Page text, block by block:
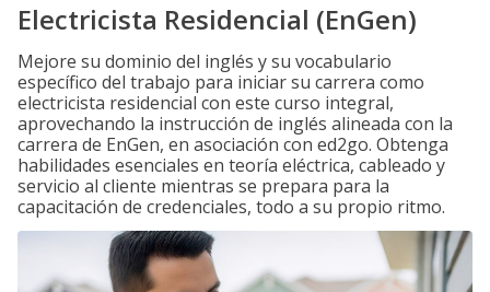
Electricista Residencial (EnGen)
Mejore su dominio del inglés y su vocabulario
específico del trabajo para iniciar su carrera como
electricista residencial con este curso integral,
aprovechando la instrucción de inglés alineada con la
carrera de EnGen, en asociación con ed2go. Obtenga
habilidades esenciales en teoría eléctrica, cableado y
servicio al cliente mientras se prepara para la
capacitación de credenciales, todo a su propio ritmo.